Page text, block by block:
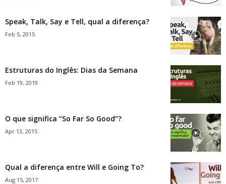
Speak, Talk, Say e Tell, qual a diferença?
Feb 5, 2015
Estruturas do Inglês: Dias da Semana
Feb 19, 2019
O que significa “So Far So Good”?
Apr 13, 2015
Qual a diferença entre Will e Going To?
Aug 15, 2017